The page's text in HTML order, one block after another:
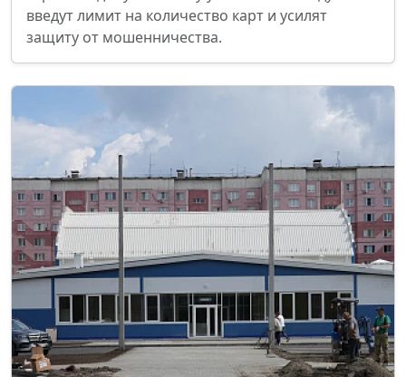
введут лимит на количество карт и усилят
защиту от мошенничества.